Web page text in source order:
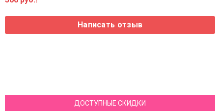
ДОСТУПНЫЕ СКИДКИ